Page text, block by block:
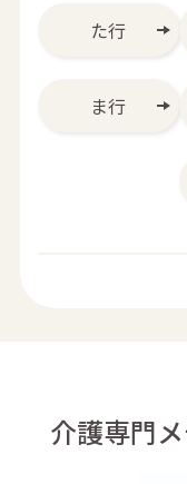
た行
ま行
介護専門